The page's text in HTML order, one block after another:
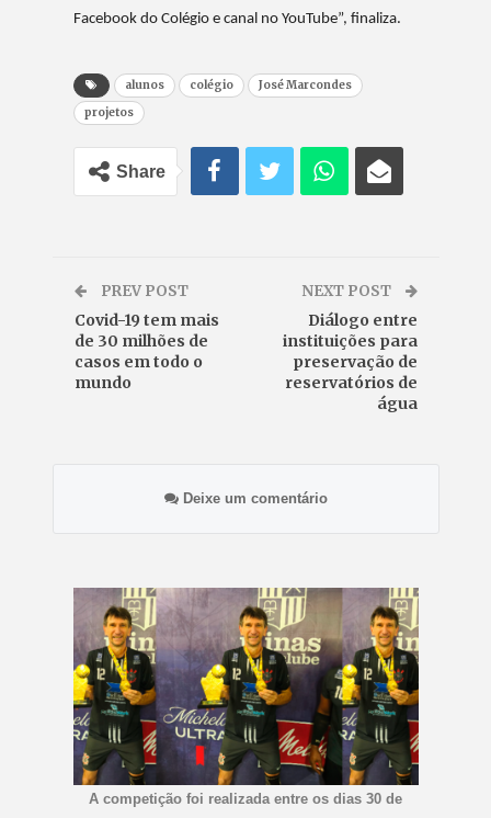
Facebook do Colégio e canal no YouTube”, finaliza.
alunos colégio
José Marcondes
projetos
Share
PREV POST
Covid-19 tem mais
de 30 milhões de
casos em todo o
mundo
NEXT POST
Diálogo entre
instituições para
preservação de
reservatórios de
água
Deixe um comentário
A competição foi realizada entre os dias 30 de